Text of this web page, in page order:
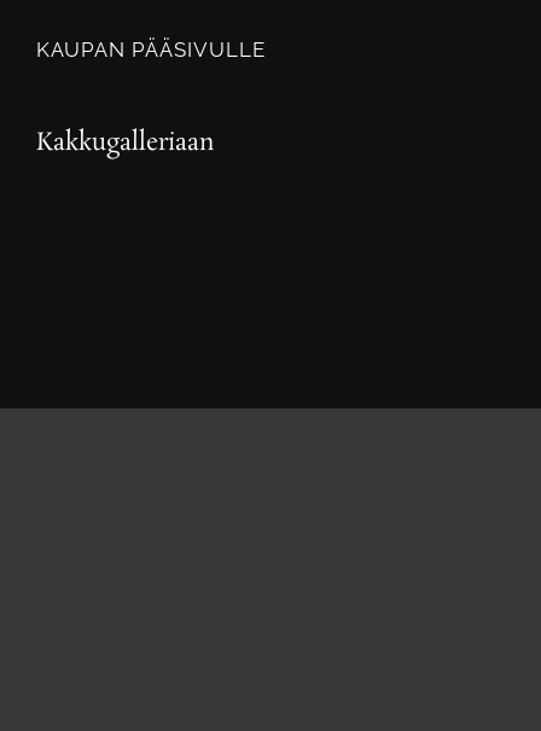
KAUPAN PÄÄSIVULLE
Kakkugalleriaan